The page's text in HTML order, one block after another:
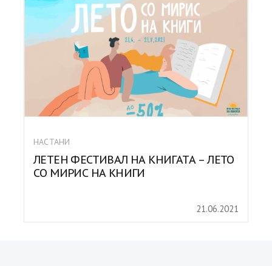
НАСТАНИ
ЛЕТЕН ФЕСТИВАЛ НА КНИГАТА – ЛЕТО
СО МИРИС НА КНИГИ
21.06.2021